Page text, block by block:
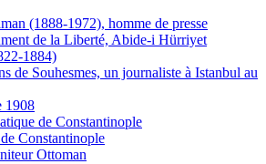
(1888-1972), homme de presse
de la Liberté, Abide-i Hürriyet
1884)
de Souhesmes, un journaliste à Istanbul au
1908
de Constantinople
Constantinople
Ottoman